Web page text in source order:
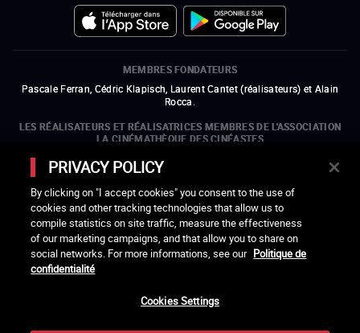
MEMBRES FONDATEURS
Pascale Ferran, Cédric Klapisch, Laurent Cantet (réalisateurs) et Alain
Rocca.
LES RÉALISATEURS ET RÉALISATRICES MEMBRES DE L'ASSOCIATION
LA CINÉMATHÈQUE DES CINÉASTES
Olivier Assayas, Bertrand Bonello, Michel Hazanavicius (représentant de
l'ARP), Rebecca Zlotowski et Mikael Buch (représentant de la SRF)
LES ORGANISMES MEMBRES DE L'ASSOCIATION LA CINÉMATHÈQUE
DES CINÉASTES
PRIVACY POLICY
By clicking on "I accept cookies" you consent to the use of
cookies and other tracking technologies that allow us to
compile statistics on site traffic, measure the effectiveness
of our marketing campaigns, and that allow you to share on
social networks. For more informations, see our Politique de
confidentialité
Cookies Settings